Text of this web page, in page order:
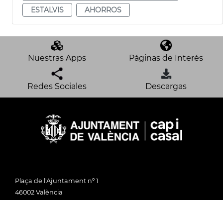
ESTALVIS
AHORROS
Nuestras Apps Páginas de Interés
Redes Sociales Descargas
Plaça de l'Ajuntament nº 1
46002 València